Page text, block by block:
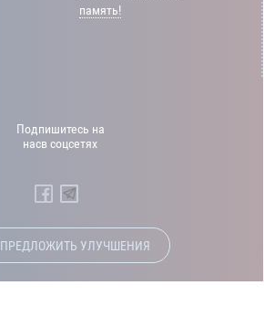
память!
Подпишитесь на
насв соцсетях
ПРЕДЛОЖИТЬ УЛУЧШЕНИЯ